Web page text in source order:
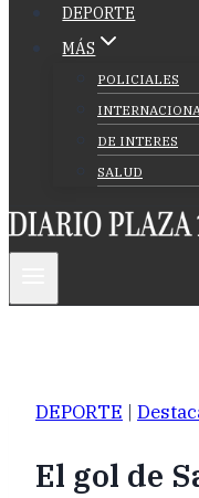
DEPORTE
MÁS
POLICIALES
DE INTERES
SALUD
DEPORTE |
El gol de